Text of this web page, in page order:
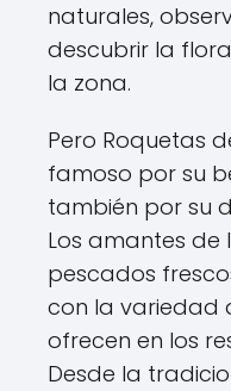
naturales,
descubrir la
la zona.
Pero Roquetas
famoso por su
también por su
Los amantes de
pescados
con la variedad
ofrecen en los
Desde la